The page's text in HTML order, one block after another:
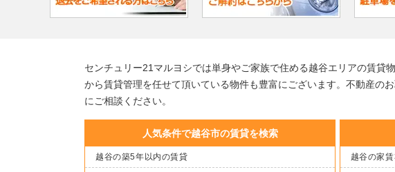
センチュリー21マルヨシでは単身やご家族で住める越谷エリアの賃
から賃貸管理を任せて頂いている物件も豊富にございます。不動産の
にご相談ください。
人気条件で越谷市の賃貸を検索
越谷の築5年以内の賃貸 越谷の家